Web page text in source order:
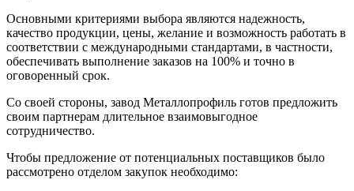
Основными критериями выбора являются надежность,
качество продукции, цены, желание и возможность работать в
соответствии с международными стандартами, в частности,
обеспечивать выполнение заказов на 100% и точно в
оговоренный срок.
Со своей стороны, завод Металлопрофиль готов предложить
своим партнерам длительное взаимовыгодное
сотрудничество.
Чтобы предложение от потенциальных поставщиков было
рассмотрено отделом закупок необходимо: